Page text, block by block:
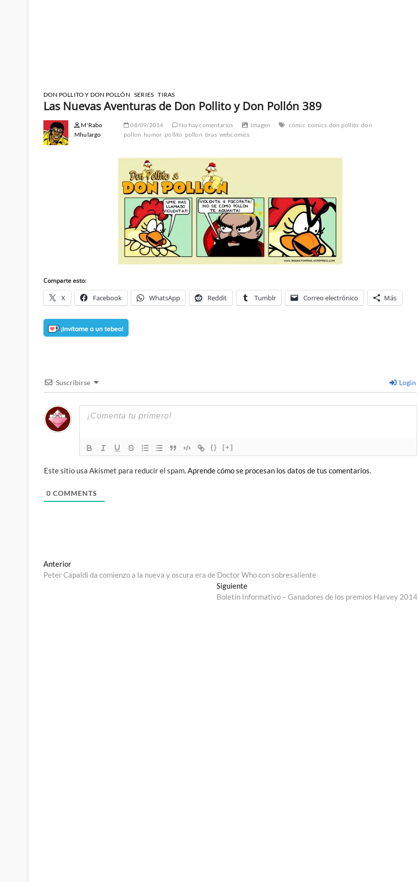
DON POLLITO Y DON POLLÓN SERIES TIRAS
Las Nuevas Aventuras de Don Pollito y Don Pollón 389
M'Rabo
Mhulargo
08/09/2014 No hay comentarios Imagen cómic comics don pollito don
pollon humor pollito pollon tiras webcomics
Comparte esto:
X Facebook WhatsApp Reddit Tumblr Correo electrónico Más
Suscribirse Login
{} [+]
Este sitio usa Akismet para reducir el spam.Aprende cómo se procesan los datos de tus comentarios.
0 COMMENTS
Navegación
de
AnteriorEntrada
anterior:
Peter Capaldi da comienzo a la nueva y oscura era de Doctor Who con sobresaliente
SiguienteEntrada
siguiente:
Boletin Informativo – Ganadores de los premios Harvey 2014